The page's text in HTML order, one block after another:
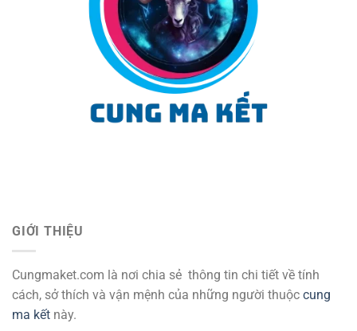
GIỚI THIỆU
Cungmaket.com là nơi chia sẻ thông tin chi tiết về tính
cách, sở thích và vận mệnh của những người thuộc cung
ma kết này.